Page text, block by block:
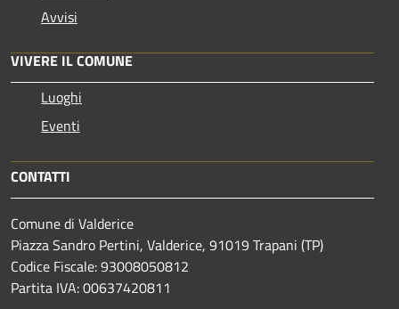
Avvisi
VIVERE IL COMUNE
Luoghi
Eventi
CONTATTI
Comune di Valderice
Piazza Sandro Pertini, Valderice, 91019 Trapani (TP)
Codice Fiscale: 93008050812
Partita IVA: 00637420811